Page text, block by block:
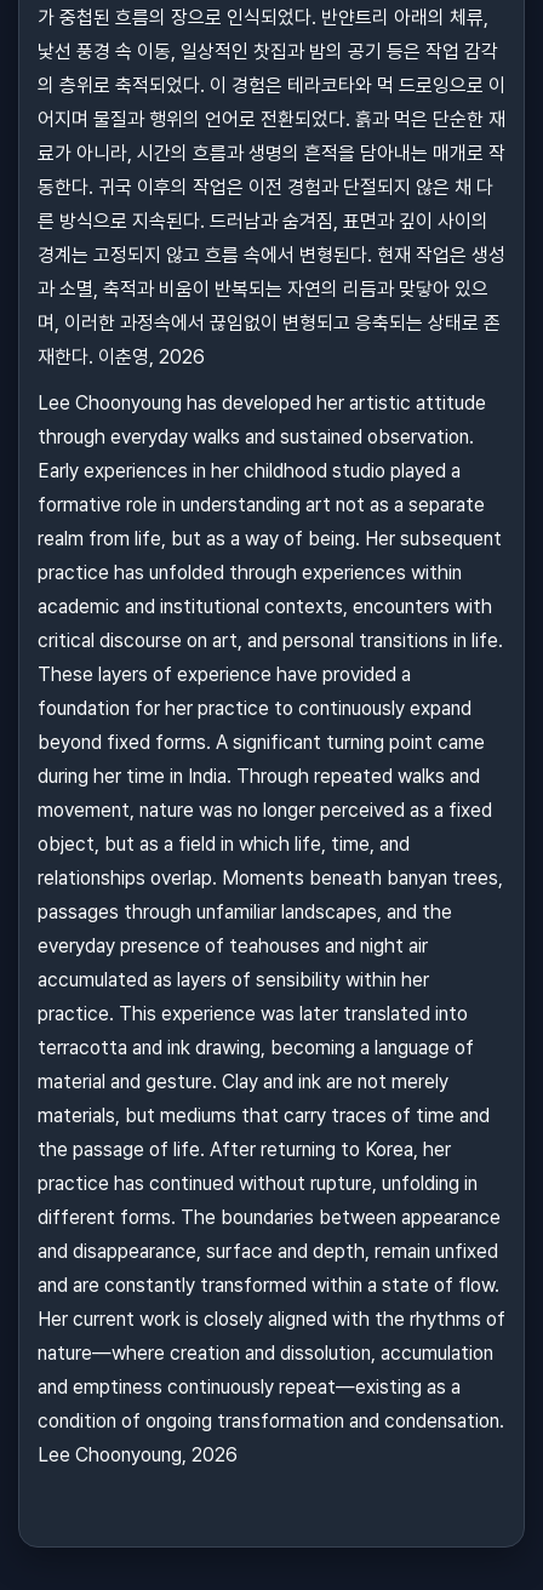
가 중첩된 흐름의 장으로 인식되었다. 반얀트리 아래의 체류,
낯선 풍경 속 이동, 일상적인 찻집과 밤의 공기 등은 작업 감각
의 층위로 축적되었다. 이 경험은 테라코타와 먹 드로잉으로 이
어지며 물질과 행위의 언어로 전환되었다. 흙과 먹은 단순한 재
료가 아니라, 시간의 흐름과 생명의 흔적을 담아내는 매개로 작
동한다. 귀국 이후의 작업은 이전 경험과 단절되지 않은 채 다
른 방식으로 지속된다. 드러남과 숨겨짐, 표면과 깊이 사이의
경계는 고정되지 않고 흐름 속에서 변형된다. 현재 작업은 생성
과 소멸, 축적과 비움이 반복되는 자연의 리듬과 맞닿아 있으
며, 이러한 과정속에서 끊임없이 변형되고 응축되는 상태로 존
재한다. 이춘영, 2026
Lee Choonyoung has developed her artistic attitude
through everyday walks and sustained observation.
Early experiences in her childhood studio played a
formative role in understanding art not as a separate
realm from life, but as a way of being. Her subsequent
practice has unfolded through experiences within
academic and institutional contexts, encounters with
critical discourse on art, and personal transitions in life.
These layers of experience have provided a
foundation for her practice to continuously expand
beyond fixed forms. A significant turning point came
during her time in India. Through repeated walks and
movement, nature was no longer perceived as a fixed
object, but as a field in which life, time, and
relationships overlap. Moments beneath banyan trees,
passages through unfamiliar landscapes, and the
everyday presence of teahouses and night air
accumulated as layers of sensibility within her
practice. This experience was later translated into
terracotta and ink drawing, becoming a language of
material and gesture. Clay and ink are not merely
materials, but mediums that carry traces of time and
the passage of life. After returning to Korea, her
practice has continued without rupture, unfolding in
different forms. The boundaries between appearance
and disappearance, surface and depth, remain unfixed
and are constantly transformed within a state of flow.
Her current work is closely aligned with the rhythms of
nature—where creation and dissolution, accumulation
and emptiness continuously repeat—existing as a
condition of ongoing transformation and condensation.
Lee Choonyoung, 2026